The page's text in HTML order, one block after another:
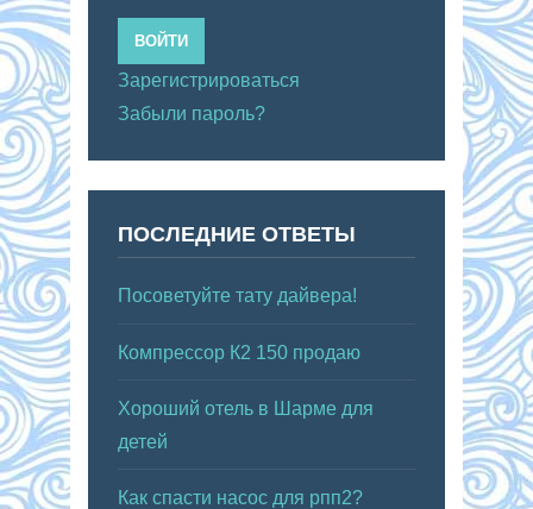
ВОЙТИ
Зарегистрироваться
Забыли пароль?
ПОСЛЕДНИЕ ОТВЕТЫ
Посоветуйте тату дайвера!
Компрессор К2 150 продаю
Хороший отель в Шарме для
детей
Как спасти насос для рпп2?